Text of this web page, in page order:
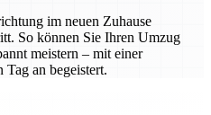
im neuen Zuhause
So können Sie Ihren Umzug
meistern – mit einer
an begeistert.